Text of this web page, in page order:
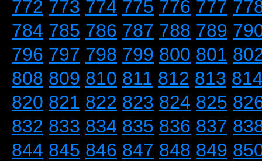
772 773 774 775 776 777
784 785 786 787 788 789
796 797 798 799 800 801
808 809 810 811 812 813
820 821 822 823 824 825
832 833 834 835 836 837
844 845 846 847 848 849